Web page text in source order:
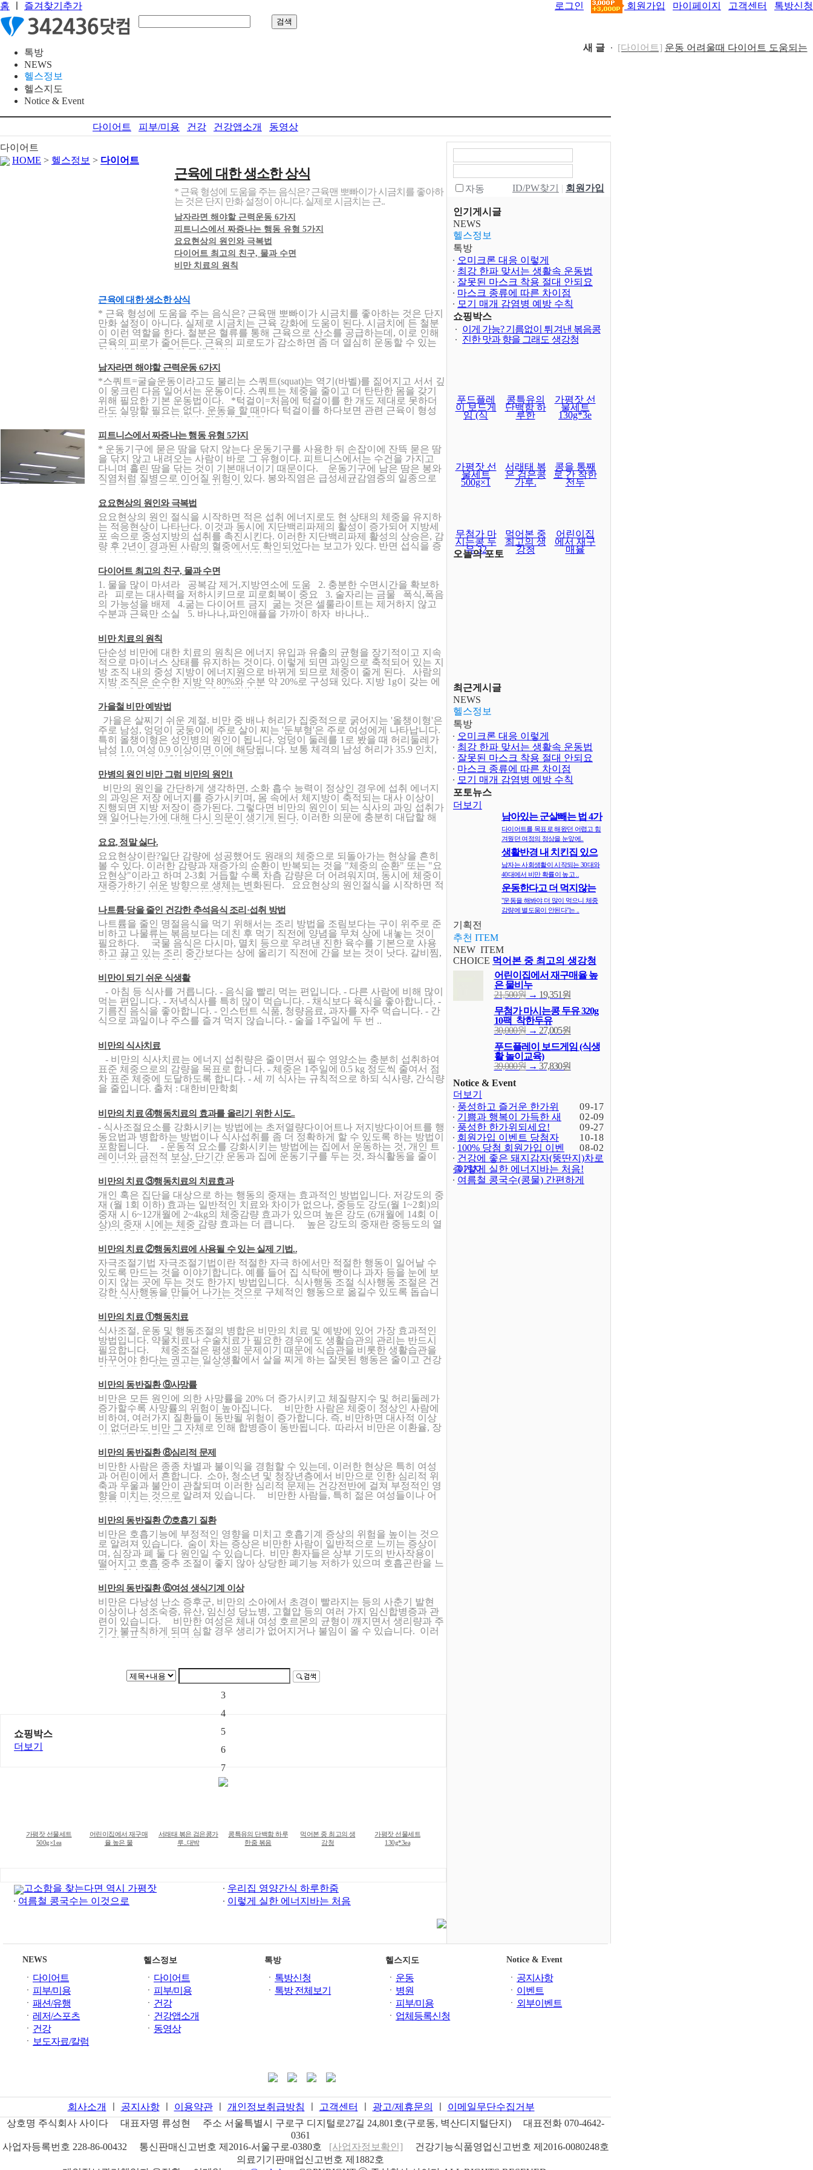
홈 즐겨찾기추가 로그인 회원가입 마이페이지 고객센터 톡방신청
톡방
NEWS
헬스정보
헬스지도
Notice & Event
새 글 [다이어트] 운동 어려울때 다이어트 도움되는
다이어트 피부/미용 건강 건강앱소개
동영상
다이어트
HOME > 헬스정보 > 다이어트
근육에 대한 생소한 상식
* 근육 형성에 도움을 주는 음식은? 근육맨 뽀빠이가 시금치를 좋아하
는 것은 단지 만화 설정이 아니다. 실제로 시금치는 근..
남자라면 해야할 근력운동 6가지
피트니스에서 짜증나는 행동 유형 5가지
요요현상의 원인와 극복법
다이어트 최고의 친구, 물과 수면
비만 치료의 원칙
근육에 대한 생소한 상식
* 근육 형성에 도움을 주는 음식은? 근육맨 뽀빠이가 시금치를 좋아하는 것은 단지
만화 설정이 아니다. 실제로 시금치는 근육 강화에 도움이 된다. 시금치에 든 철분
이 이런 역할을 한다. 철분은 혈류를 통해 근육으로 산소를 공급하는데, 이로 인해
근육의 피로가 줄어든다. 근육의 피로도가 감소하면 좀 더 열심히 운동할 수 있는
힘이 생긴다. * 우리 몸엔 얼마..
남자라면 해야할 근력운동 6가지
*스쿼트=굴슬운동이라고도 불리는 스쿼트(squat)는 역기(바벨)를 짊어지고 서서 깊
이 웅크린 다음 일어서는 운동이다. 스쿼트는 체중을 줄이고 더 탄탄한 몸을 갖기
위해 필요한 기본 운동법이다. *턱걸이=처음에 턱걸이를 한 개도 제대로 못하더
라도 실망할 필요는 없다. 운동을 할 때마다 턱걸이를 하다보면 관련 근육이 형성
되면서 횟수가 늘어난다. 턱걸이를 하면..
피트니스에서 짜증나는 행동 유형 5가지
* 운동기구에 묻은 땀을 닦지 않는다 운동기구를 사용한 뒤 손잡이에 잔뜩 묻은 땀
을 닦지 않고 내려오는 사람이 바로 그 유형이다. 피트니스에서는 수건을 가지고
다니며 흘린 땀을 닦는 것이 기본매너이기 때문이다. 운동기구에 남은 땀은 봉와
직염처럼 질병으로 이어질 위험이 있다. 봉와직염은 급성세균감염증의 일종으로
운동기구에 묻은 세균을 통해 감염..
요요현상의 원인와 극복법
요요현상의 원인 절식을 시작하면 적은 섭취 에너지로도 현 상태의 체중을 유지하
는 적응현상이 나타난다. 이것과 동시에 지단백리파제의 활성이 증가되어 지방세
포 속으로 중성지방의 섭취를 촉진시킨다. 이러한 지단백리파제 활성의 상승은, 감
량 후 2년이 경과된 사람의 혈중에서도 확인되었다는 보고가 있다. 반면 섭식을 증
가시켜 비만을 만드는 실험에서 계산한대로 체중 ..
다이어트 최고의 친구, 물과 수면
1. 물을 많이 마셔라 공복감 제거,지방연소에 도움 2. 충분한 수면시간을 확보하
라 피로는 대사력을 저하시키므로 피로회복이 중요 3. 술자리는 금물 폭식,폭음
의 가능성을 배제 4.굶는 다이어트 금지 굶는 것은 셀룰라이트는 제거하지 않고
수분과 근육만 소실 5. 바나나,파인애플을 가까이 하자 바나나..
비만 치료의 원칙
단순성 비만에 대한 치료의 원칙은 에너지 유입과 유출의 균형을 장기적이고 지속
적으로 마이너스 상태를 유지하는 것이다. 이렇게 되면 과잉으로 축적되어 있는 지
방 조직 내의 중성 지방이 에너지원으로 바뀌게 되므로 체중이 줄게 된다. 사람의
지방 조직은 순수한 지방 약 80%와 수분 약 20%로 구성돼 있다. 지방 1g이 갖는 에
너지는 9 칼로리이기 때문에, 체지방 1kg..
가을철 비만 예방법
가을은 살찌기 쉬운 계절. 비만 중 배나 허리가 집중적으로 굵어지는 '올챙이형'은
주로 남성, 엉덩이 궁둥이에 주로 살이 찌는 '둔부형'은 주로 여성에게 나타납니다.
특히 올챙이형은 성인병의 원인이 됩니다. 엉덩이 둘레를 1로 봤을 때 허리둘레가
남성 1.0, 여성 0.9 이상이면 이에 해당됩니다. 보통 체격의 남성 허리가 35.9 인치,
여성 허리가 31.6인치 이상인 경우도 마..
만병의 원인 비만 그럼 비만의 원인1
비만의 원인을 간단하게 생각하면, 소화 흡수 능력이 정상인 경우에 섭취 에너지
의 과잉은 저장 에너지를 증가시키며, 몸 속에서 체지방이 축적되는 대사 이상이
진행되면 지방 저장이 증가된다. 그렇다면 비만의 원인이 되는 식사의 과잉 섭취가
왜 일어나는가에 대해 다시 의문이 생기게 된다. 이러한 의문에 충분히 대답할 해
답은 아직 없지만 다음과 같은 원인이 제기돼 있..
요요, 정말 싫다.
요요현상이란?일단 감량에 성공했어도 원래의 체중으로 되돌아가는 현상을 흔히
볼 수 있다. 이러한 감량과 재증가의 순환이 반복되는 것을 "체중의 순환" 또는 "요
요현상"이라고 하며 2-3회 거듭할 수록 차츰 감량은 더 어려워지며, 동시에 체중이
재증가하기 쉬운 방향으로 생체는 변화된다. 요요현상의 원인절식을 시작하면 적
은 섭취 에너지로도 현 상태의 체중을..
나트륨·당을 줄인 건강한 추석음식 조리·섭취 방법
나트륨을 줄인 명절음식을 먹기 위해서는 조리 방법을 조림보다는 구이 위주로 준
비하고 나물류는 볶음보다는 데친 후 먹기 직전에 양념을 무쳐 상에 내놓는 것이
필요하다. 국물 음식은 다시마, 멸치 등으로 우려낸 진한 육수를 기본으로 사용
하고 끓고 있는 조리 중간보다는 상에 올리기 직전에 간을 보는 것이 낫다. 갈비찜,
불고기 등에 사용하는 양..
비만이 되기 쉬운 식생활
- 아침 등 식사를 거릅니다. - 음식을 빨리 먹는 편입니다. - 다른 사람에 비해 많이
먹는 편입니다. - 저녁식사를 특히 많이 먹습니다. - 채식보다 육식을 좋아합니다. -
기름진 음식을 좋아합니다. - 인스턴트 식품, 청량음료, 과자를 자주 먹습니다. - 간
식으로 과일이나 주스를 즐겨 먹지 않습니다. - 술을 1주일에 두 번 ..
비만의 식사치료
- 비만의 식사치료는 에너지 섭취량은 줄이면서 필수 영양소는 충분히 섭취하여
표준 체중으로의 감량을 목표로 합니다. - 체중은 1주일에 0.5 kg 정도씩 줄여서 점
차 표준 체중에 도달하도록 합니다. - 세 끼 식사는 규칙적으로 하되 식사량, 간식량
을 줄입니다. 출처 : 대한비만학회
비만의 치료 ④행동치료의 효과를 올리기 위한 시도..
- 식사조절요소를 강화시키는 방법에는 초저열량다이어트나 저지방다이어트를 행
동요법과 병합하는 방법이나 식사섭취를 좀 더 정확하게 할 수 있도록 하는 방법이
포함됩니다. - 운동적 요소를 강화시키는 방법에는 집에서 운동하는 것, 개인 트
레이너와 금전적 보상, 단기간 운동과 집에 운동기구를 두는 것, 좌식활동을 줄이
고 일상생활에서 활동을 올리는..
비만의 치료 ③행동치료의 치료효과
개인 혹은 집단을 대상으로 하는 행동의 중재는 효과적인 방법입니다. 저강도의 중
재 (월 1회 이하) 효과는 일반적인 치료와 차이가 없으나, 중등도 강도(월 1~2회)의
중재 시 6~12개월에 2~4kg의 체중감량 효과가 있으며 높은 강도 (6개월에 14회 이
상)의 중재 시에는 체중 감량 효과는 더 큽니다. 높은 강도의 중재란 중등도의 열
량섭취 감소와 활동량 증..
비만의 치료 ②행동치료에 사용될 수 있는 실제 기법..
자극조절기법 자극조절기법이란 적절한 자극 하에서만 적절한 행동이 일어날 수
있도록 만드는 것을 이야기합니다. 예를 들어 집 식탁에 빵이나 과자 등을 눈에 보
이지 않는 곳에 두는 것도 한가지 방법입니다. 식사행동 조절 식사행동 조절은 건
강한 식사행동을 만들어 나가는 것으로 구체적인 행동으로 옮길수 있도록 돕습니
다. 천천히 먹는 식사속도 조절도 한가..
비만의 치료 ①행동치료
식사조절, 운동 및 행동조절의 병합은 비만의 치료 및 예방에 있어 가장 효과적인
방법입니다. 약물치료나 수술치료가 필요한 경우에도 생활습관의 관리는 반드시
필요합니다. 체중조절은 평생의 문제이기 때문에 식습관을 비롯한 생활습관을
바꾸어야 한다는 권고는 일상생활에서 살을 찌게 하는 잘못된 행동은 줄이고 건강
하게 만드는 행동을 늘리는 것이 ..
비만의 동반질환 ⑨사망률
비만은 모든 원인에 의한 사망률을 20% 더 증가시키고 체질량지수 및 허리둘레가
증가할수록 사망률의 위험이 높아집니다. 비만한 사람은 체중이 정상인 사람에
비하여, 여러가지 질환들이 동반될 위험이 증가합니다. 즉, 비만하면 대사적 이상
이 없더라도 비만 그 자체로 인해 합병증이 동반됩니다. 따라서 비만은 이환율, 장
애발생률, 사망률을 유의..
비만의 동반질환 ⑧심리적 문제
비만한 사람은 종종 차별과 불이익을 경험할 수 있는데, 이러한 현상은 특히 여성
과 어린이에서 흔합니다. 소아, 청소년 및 청장년층에서 비만으로 인한 심리적 위
축과 우울과 불안이 관찰되며 이러한 심리적 문제는 건강전반에 걸쳐 부정적인 영
향을 미치는 것으로 알려져 있습니다. 비만한 사람들, 특히 젊은 여성들이나 어
린이, 사춘기 학생들..
비만의 동반질환 ⑦호흡기 질환
비만은 호흡기능에 부정적인 영향을 미치고 호흡기계 증상의 위험을 높이는 것으
로 알려져 있습니다. 숨이 차는 증상은 비만한 사람이 일반적으로 느끼는 증상이
며, 심장과 폐 둘 다 원인일 수 있습니다. 비만 환자들은 상부 기도의 반사작용이
떨어지고 호흡 중추 조절이 좋지 않아 상당한 폐기능 저하가 있으며 호흡곤란을 느
낄 수 있습니다. ..
비만의 동반질환 ⑥여성 생식기계 이상
비만은 다낭성 난소 증후군, 비만의 소아에서 초경이 빨라지는 등의 사춘기 발현
이상이나 성조숙증, 유산, 임신성 당뇨병, 고혈압 등의 여러 가지 임신합병증과 관
련이 있습니다. 비만한 여성은 체내 여성 호르몬의 균형이 깨지면서 생리량과 주
기가 불규칙하게 되며 심할 경우 생리가 없어지거나 불임이 올 수 있습니다. 이러
한 위험증가는 성인기에..
3
4
5
6
7
쇼핑박스
더보기
가평잣 선물세트
500g×1ea
어린이집에서 재구매
율 높은 물
서래태 볶은 검은콩가
루..대박
콩특유의 단백함 하루
한줌 볶음
먹어본 중 최고의 생
강청
가평잣 선물세트
130g*3ea
고소함을 찾는다면 역시 가평잣
우리집 영양간식 하루한줌
여름철 콩국수는 이것으로
이렇게 실한 에너지바는 처음
자동 ID/PW찾기 | 회원가입
인기게시글
NEWS
헬스정보
톡방
오미크론 대응 이렇게
최강 한파 맞서는 생활속 운동법
은?
잘못된 마스크 착용 절대 안되요
마스크 종류에 따른 차이점
모기 매개 감염병 예방 수칙
쇼핑박스
이게 가능? 기름없이 튀겨낸 볶음콩
진한 맛과 향을 그래도 생강청
푸드플레
이 보드게
임 (식
콩특유의
단백함 하
루한
가평잣 선
물세트
130g*3e
가평잣 선
물세트
500g×1
서래태 볶
은 검은콩
가루.
콩을 통째
로 간 착한
전두
무첨가 마
시는콩 두
유 32
먹어본 중
최고의 생
강청
어린이집
에서 재구
매율
오늘의 포토
최근게시글
NEWS
헬스정보
톡방
오미크론 대응 이렇게
최강 한파 맞서는 생활속 운동법
은?
잘못된 마스크 착용 절대 안되요
마스크 종류에 따른 차이점
모기 매개 감염병 예방 수칙
포토뉴스
더보기
남아있는 군살빼는 법 4가
지
다이어트를 목표로 해왔던 어렵고 힘
겨웠던 여정의 정상을 눈앞에..
생활반경 내 치킨집 있으
면 비만확률 ..
남자는 사회생활이 시작되는 30대와
40대에서 비만 확률이 높고 ..
운동한다고 더 먹지않는
다? 오히려 식..
"운동을 해봐야 더 많이 먹으니 체중
감량에 별도움이 안된다"는 ..
기획전
추천 ITEM
NEW ITEM
CHOICE 먹어본 중 최고의 생강청
어린이집에서 재구매율 높
은 물비누
21,500원→ 19,351원
무첨가 마시는콩 두유 320g
10팩_착한두유
30,000원→ 27,005원
푸드플레이 보드게임 (식생
활 놀이교육)
39,000원→ 37,830원
Notice & Event
더보기
풍성하고 즐거운 한가위
되세요! (-402)
09-17
기쁨과 행복이 가득한 새
해되세요!
02-09
풍성한 한가위되세요!
09-27
회원가입 이벤트 당첨자
발표 (4)
10-18
100% 당첨 회원가입 이벤
트(종료)
(23)
08-02
건강에 좋은 돼지감자(뚱딴지)차로
즐기자
이렇게 실한 에너지바는 처음!
여름철 콩국수(콩물) 간편하게
NEWS
ㆍ 다이어트
ㆍ 피부/미용
ㆍ 패션/유행
ㆍ 레저/스포츠
ㆍ 건강
ㆍ 보도자료/칼럼
헬스정보
ㆍ 다이어트
ㆍ 피부/미용
ㆍ 건강
ㆍ 건강앱소개
ㆍ 동영상
톡방
ㆍ 톡방신청
ㆍ 톡방 전체보기
헬스지도
ㆍ 운동
ㆍ 병원
ㆍ 피부/미용
ㆍ 업체등록신청
Notice & Event
ㆍ 공지사항
ㆍ 이벤트
ㆍ 외부이벤트
회사소개 공지사항ㅣ 이용약관ㅣ 개인정보취급방침 고객센터 광고/제휴문의
이메일무단수집거부
상호명 주식회사 사이다 대표자명 류성현 주소 서울특별시 구로구 디지털로27길 24,801호(구로동, 벽산디지털단지) 대표전화 070-4642-
0361
사업자등록번호 228-86-00432 통신판매신고번호 제2016-서울구로-0380호 [사업자정보확인] 건강기능식품영업신고번호 제2016-0080248호
의료기기판매업신고번호 제1882호